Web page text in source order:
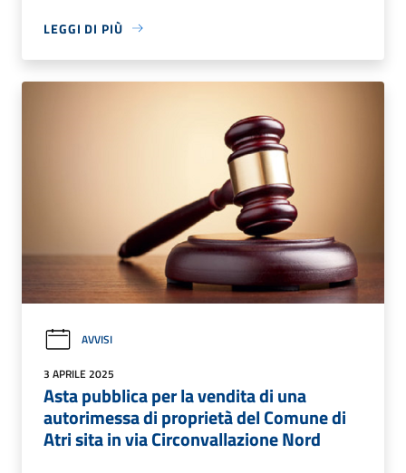
LEGGI DI PIÙ
AVVISI
3 APRILE 2025
Asta pubblica per la vendita di una
autorimessa di proprietà del Comune di
Atri sita in via Circonvallazione Nord